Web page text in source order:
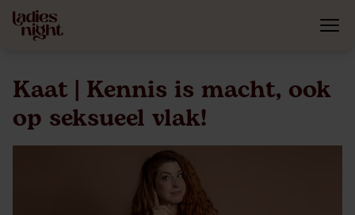
Kaat | Kennis is macht, ook
op seksueel vlak!